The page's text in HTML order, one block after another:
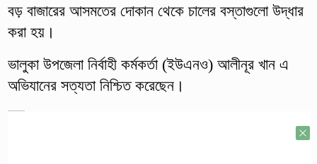
বড় বাজারের আসমতের দোকান থেকে চালের বস্তাগুলো উদ্ধার
করা হয়।
ভালুকা উপজেলা নির্বাহী কর্মকর্তা (ইউএনও) আলীনূর খান এ
অভিযানের সত্যতা নিশ্চিত করেছেন।